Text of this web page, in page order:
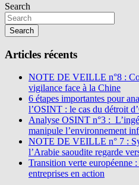
Search
Search
Articles récents
NOTE DE VEILLE n°8 :
vigilance face à la Chine
6 étapes importantes pour
l’OSINT : le cas du détroit
Analyse OSINT n°3 :
manipule l’environnement
NOTE DE VEILLE n° 7 :
l’Arabie saoudite regarde
Transition verte européenne
entreprises en action